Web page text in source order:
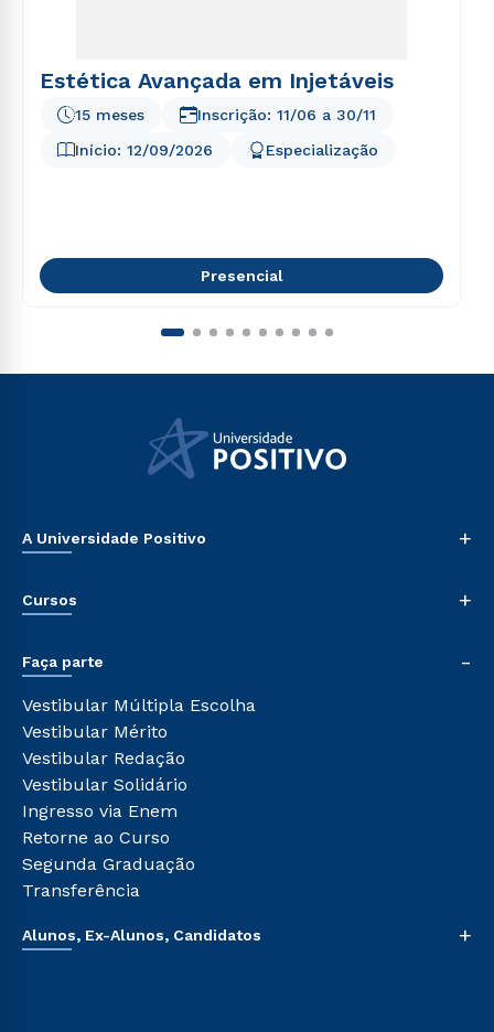
Estética Avançada em Injetáveis
Início: 12/09/2026
15 meses
Especialização
Inscrição: 11/06 a 30/11
Presencial
A Universidade Positivo +
Sala de Imprensa
Sou Colaborador
Ética e Integridade
Cursos +
Pós-graduação
Cursos de Medicina
Cursos Livres
Cursos Técnicos
Cursos Profissionalizantes
Faça parte -
Vestibular Múltipla Escolha
Vestibular Mérito
Vestibular Redação
Vestibular Solidário
Ingresso via Enem
Retorne ao Curso
Segunda Graduação
Transferência
Alunos, Ex-Alunos, Candidatos +